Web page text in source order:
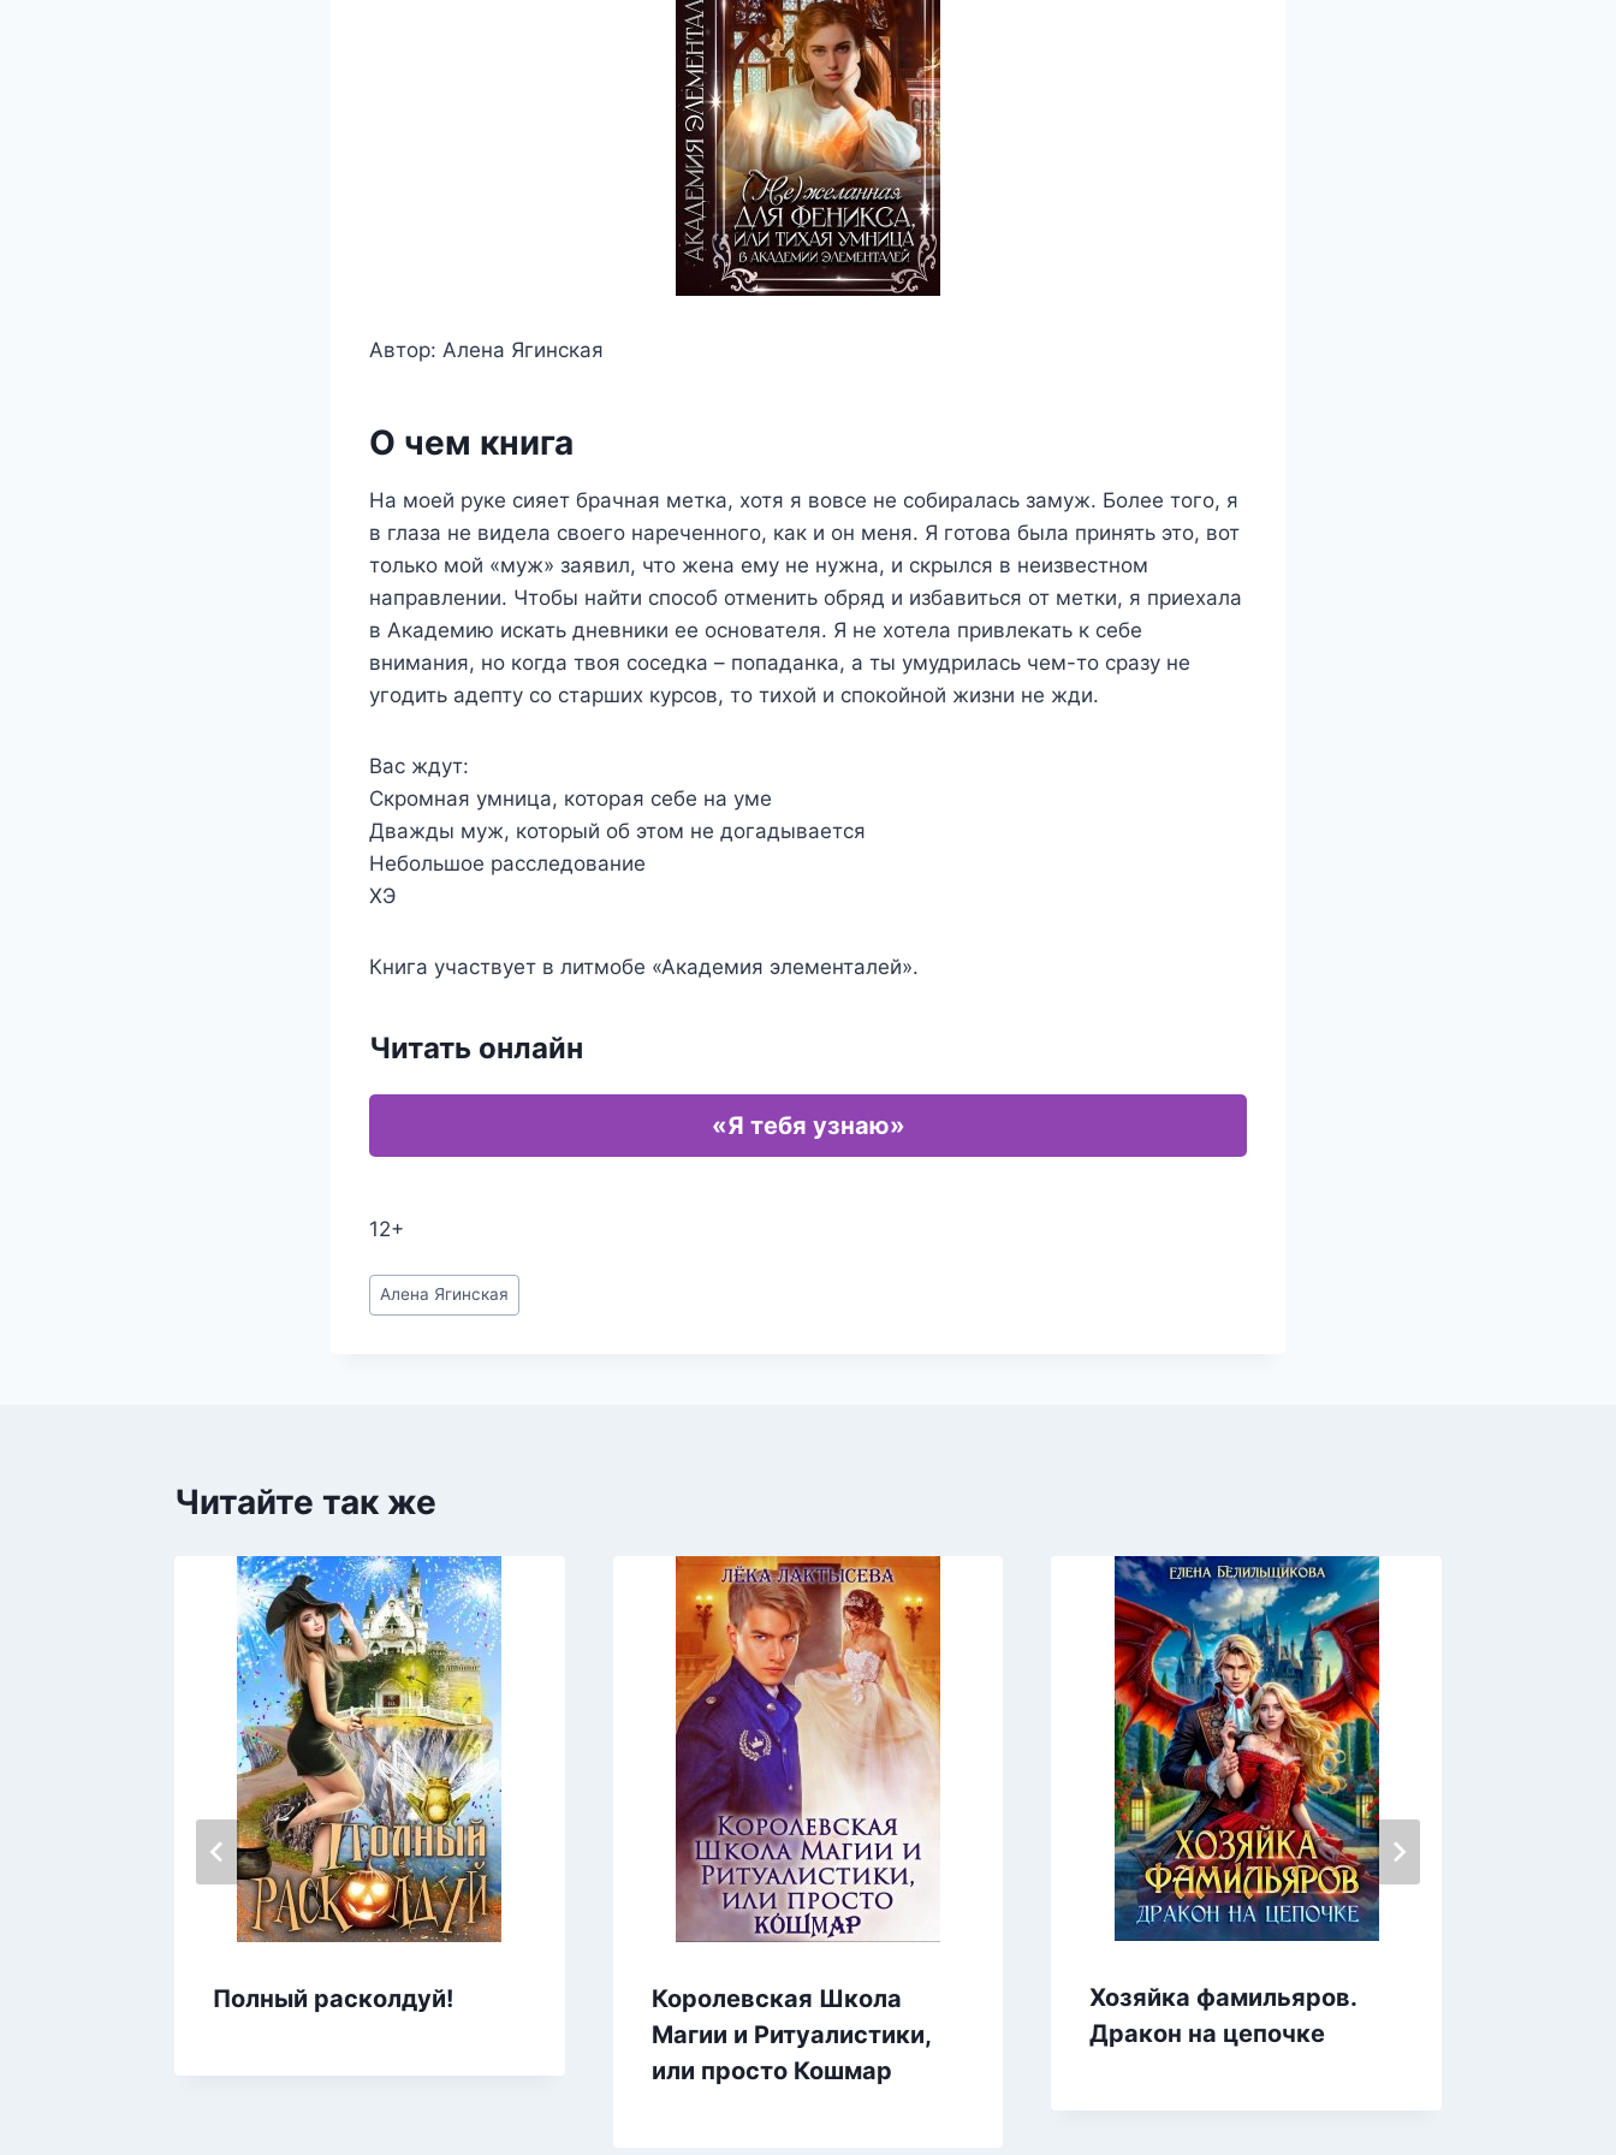
Автор: Алена Ягинская
О чем книга
На моей руке сияет брачная метка, хотя я вовсе не собиралась замуж. Более того, я
в глаза не видела своего нареченного, как и он меня. Я готова была принять это, вот
только мой «муж» заявил, что жена ему не нужна, и скрылся в неизвестном
направлении. Чтобы найти способ отменить обряд и избавиться от метки, я приехала
в Академию искать дневники ее основателя. Я не хотела привлекать к себе
внимания, но когда твоя соседка – попаданка, а ты умудрилась чем-то сразу не
угодить адепту со старших курсов, то тихой и спокойной жизни не жди.
Вас ждут:
Скромная умница, которая себе на уме
Дважды муж, который об этом не догадывается
Небольшое расследование
ХЭ
Книга участвует в литмобе «Академия элементалей».
Читать онлайн
«Я тебя узнаю»
12+
Метки
записи:
Алена Ягинская
Читайте так же
Полный расколдуй!
Королевская Школа
Магии и Ритуалистики,
или просто Кошмар
Хозяйка фамильяров.
Дракон на цепочке